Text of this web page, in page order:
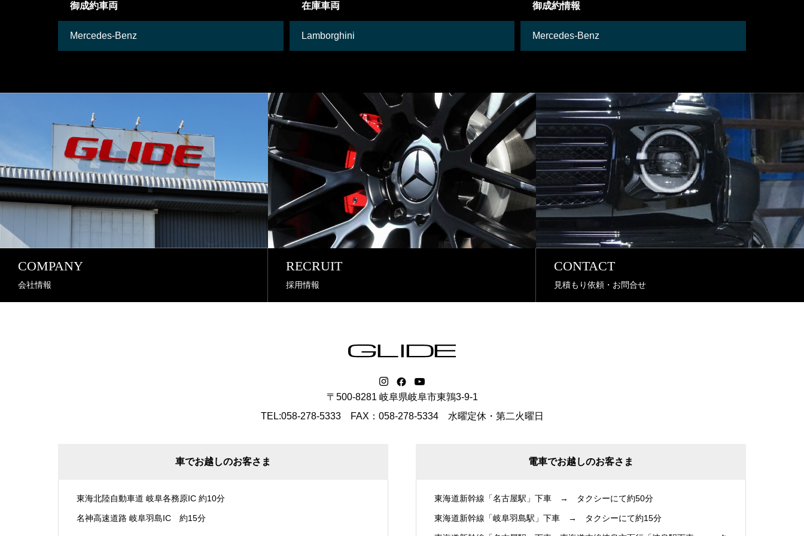
御成約車両
Mercedes-Benz
在庫車両
Lamborghini
御成約情報
Mercedes-Benz
COMPANY
会社情報
RECRUIT
採用情報
CONTACT
見積もり依頼・お問合せ
〒500-8281 岐阜県岐阜市東鶉3-9-1
TEL:058-278-5333 FAX：058-278-5334 水曜定休・第二火曜日
車でお越しのお客さま
東海北陸自動車道 岐阜各務原IC 約10分
名神高速道路 岐阜羽島IC 約15分
電車でお越しのお客さま
東海道新幹線「名古屋駅」下車 → タクシーにて約50分
東海道新幹線「岐阜羽島駅」下車 → タクシーにて約15分